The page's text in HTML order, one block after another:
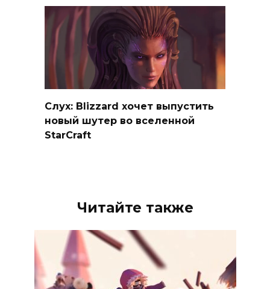
Слух: Blizzard хочет выпустить
новый шутер во вселенной
StarCraft
Читайте также